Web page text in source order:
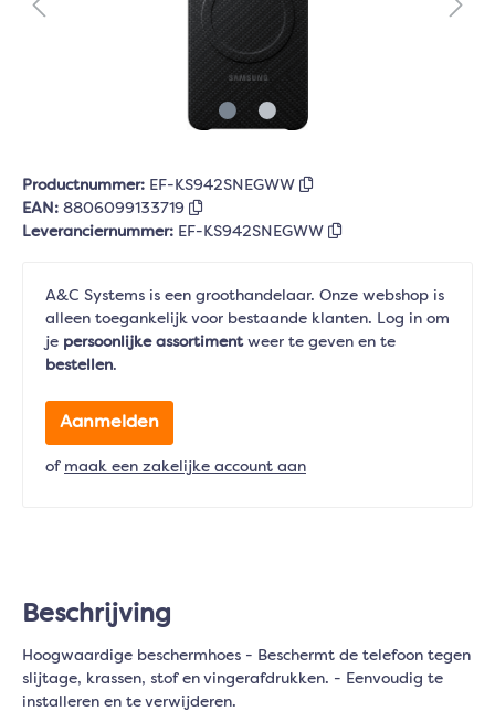
Productnummer: EF-KS942SNEGWW
EAN: 8806099133719
Leveranciernummer: EF-KS942SNEGWW
A&C Systems is een groothandelaar. Onze webshop is
alleen toegankelijk voor bestaande klanten. Log in om
je persoonlijke assortimentweer te geven en te
bestellen.
Aanmelden
of maak een zakelijke account aan
Beschrijving
Hoogwaardige beschermhoes - Beschermt de telefoon tegen
slijtage, krassen, stof en vingerafdrukken. - Eenvoudig te
installeren en te verwijderen.